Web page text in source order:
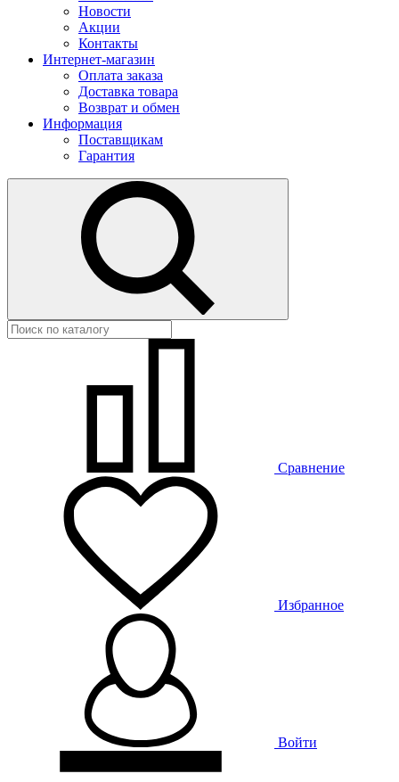
Новости
Акции
Контакты
Интернет-магазин
Оплата заказа
Доставка товара
Возврат и обмен
Информация
Поставщикам
Гарантия
Сравнение
Избранное
Войти